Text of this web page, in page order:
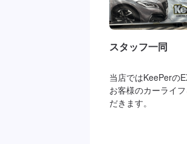
スタッフ一同
当店ではKeePerの
お客様のカーライ
だきます。